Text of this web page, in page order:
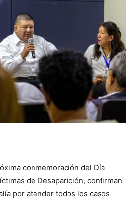
conmemoración del Día
de Desaparición, confirman
por atender todos los casos